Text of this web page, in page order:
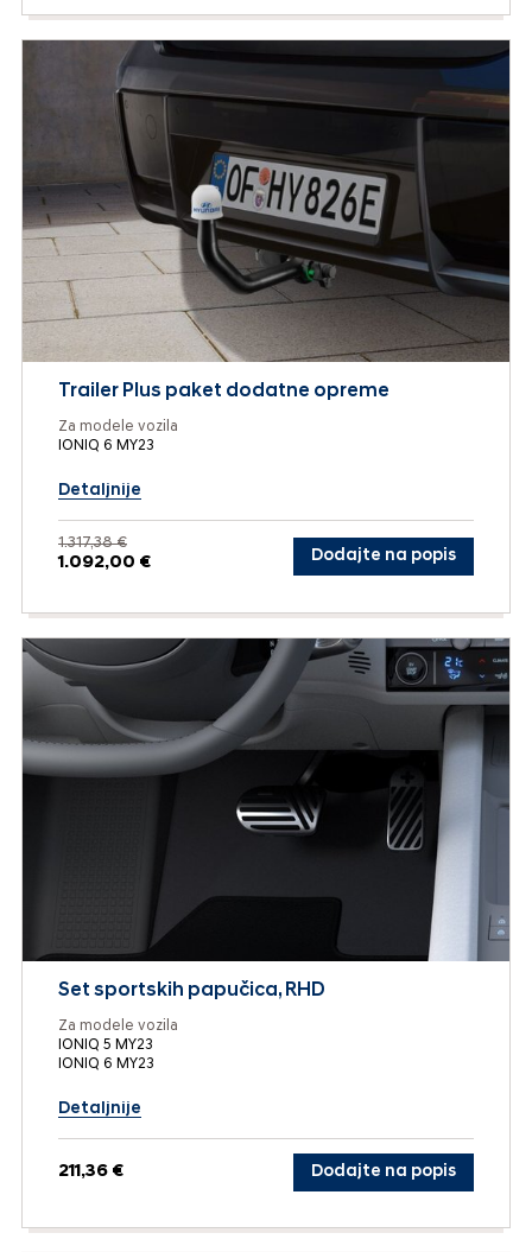
Trailer Plus paket dodatne opreme
Za modele vozila
IONIQ 6 MY23
Detaljnije
1.317,38 €
1.092,00 € Dodajte na popis
Set sportskih papučica, RHD
Za modele vozila
IONIQ 5 MY23
IONIQ 6 MY23
Detaljnije
211,36 € Dodajte na popis